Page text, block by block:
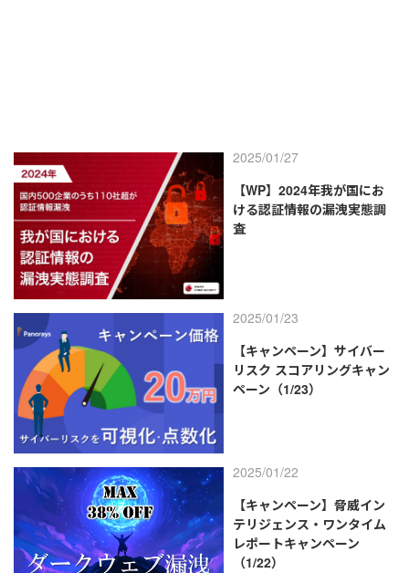
2025/01/27
【WP】2024年我が国にお
ける認証情報の漏洩実態調
査
2025/01/23
【キャンペーン】サイバー
リスク スコアリングキャン
ペーン（1/23）
2025/01/22
【キャンペーン】脅威イン
テリジェンス・ワンタイム
レポートキャンペーン
（1/22）